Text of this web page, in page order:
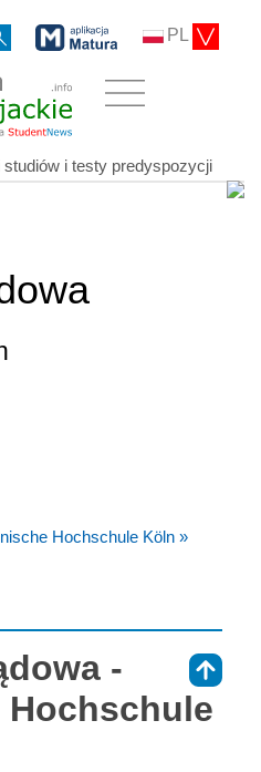
PL
i testy predyspozycji
Hochschule Köln »
-